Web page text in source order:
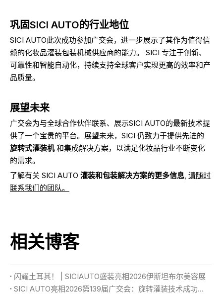
巩固SICI AUTO的行业地位
SICI AUTO此次成功参加广交会，进一步展示了其作为值得信
赖的化妆品灌装包装机械供应商的能力。 SICI 专注于创新、
可靠性和智能自动化，持续支持全球客户实现更高的效率和产
品质量。
展望未来
广交会为与全球合作伙伴联系、展示SICI AUTO的最新技术提
供了一个宝贵的平台。展望未来，SICI 仍致力于提供先进的
旋转式灌装机和集成解决方案，以满足化妆品行业不断变化
的需求。
了解有关 SICI AUTO 灌装和包装解决方案的更多信息, 请随时
联系我们的团队。
相关博客
闪耀土耳其！ | SICIAUTO盛装亮相2026伊斯坦布尔美容展
SICI AUTO亮相2026第139届广交会：旋转灌装技术成功展示